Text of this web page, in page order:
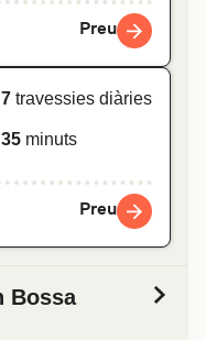
Preu
7 travessies diàries
35 minuts
Preu
Bossa